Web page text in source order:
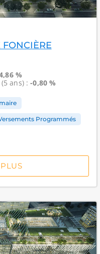
%
(5 ans) :-0,80 %
Programmés